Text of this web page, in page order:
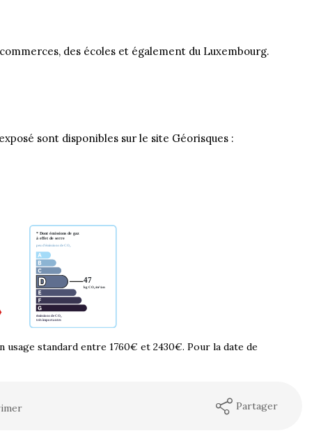
des écoles et également du Luxembourg.
sont disponibles sur le site Géorisques :
standard entre 1760€ et 2430€. Pour la date de
Partager